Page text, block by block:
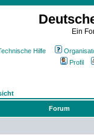
Ein
Hilfe
Profil
Forum